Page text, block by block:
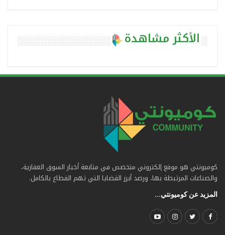
الأكثر مشاهدة
كوميونتي هو موقع إلكتروني متخصص في متابعة أخبار السوق العقارية،
والصناعات المرتبطة بها، ورصد أبرز القضايا التي تهم القطاع بالكامل.
المزيد عن كوميونتي...